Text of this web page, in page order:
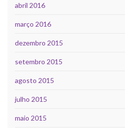
abril 2016
março 2016
dezembro 2015
setembro 2015
agosto 2015
julho 2015
maio 2015